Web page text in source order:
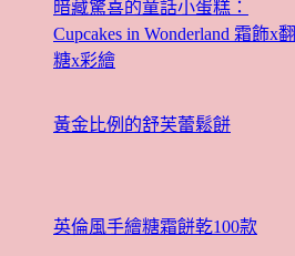
暗藏驚喜的童話小蛋糕：
Cupcakes in Wonderland 霜飾x翻
糖x彩繪
黃金比例的舒芙蕾鬆餅
英倫風手繪糖霜餅乾100款